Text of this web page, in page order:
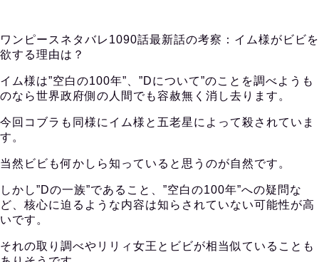
ワンピースネタバレ1090話最新話の考察：イム様がビビを
欲する理由は？
イム様は”空白の100年”、”Dについて”のことを調べようも
のなら世界政府側の人間でも容赦無く消し去ります。
今回コブラも同様にイム様と五老星によって殺されていま
す。
当然ビビも何かしら知っていると思うのが自然です。
しかし”Dの一族”であること、”空白の100年”への疑問な
ど、核心に迫るような内容は知らされていない可能性が高
いです。
それの取り調べやリリィ女王とビビが相当似ていることも